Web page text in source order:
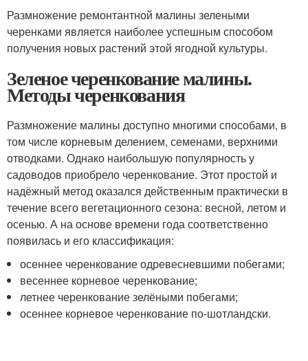
Размножение ремонтантной малины зелеными
черенками является наиболее успешным способом
получения новых растений этой ягодной культуры.
Зеленое черенкование малины.
Методы черенкования
Размножение малины доступно многими способами, в
том числе корневым делением, семенами, верхними
отводками. Однако наибольшую популярность у
садоводов приобрело черенкование. Этот простой и
надёжный метод оказался действенным практически в
течение всего вегетационного сезона: весной, летом и
осенью. А на основе времени года соответственно
появилась и его классификация:
осеннее черенкование одревесневшими побегами;
весеннее корневое черенкование;
летнее черенкование зелёными побегами;
осеннее корневое черенкование по-шотландски.